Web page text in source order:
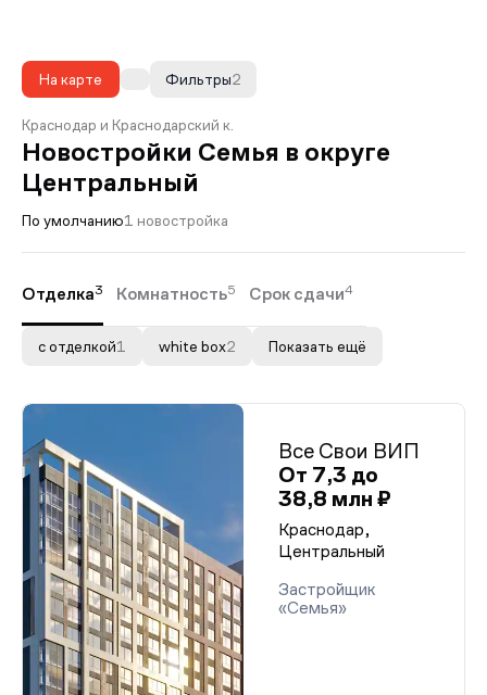
На карте 2
Фильтры
Краснодар и Краснодарский к.
Новостройки Семья в округе
Центральный
По умолчанию1 новостройка
Отделка3 Комнатность5 Срок сдачи4
с отделкой1 white box2 Показать ещё
Все Свои ВИП
От 7,3 до
38,8 млн ₽
Краснодар,
Центральный
Застройщик
«Семья»